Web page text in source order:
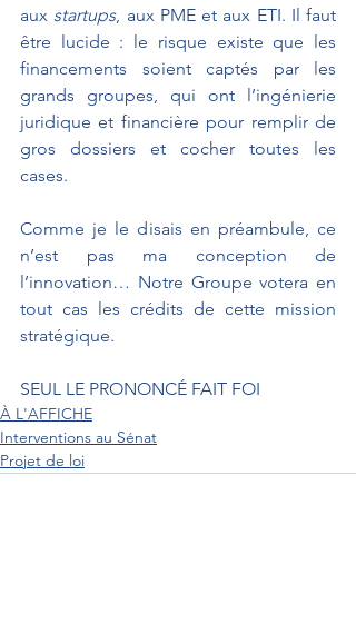
aux startups, aux PME et aux ETI. Il faut
être lucide : le risque existe que les
financements soient captés par les
grands groupes, qui ont l’ingénierie
juridique et financière pour remplir de
gros dossiers et cocher toutes les
cases.
Comme je le disais en préambule, ce
n’est pas ma conception de
l’innovation… Notre Groupe votera en
tout cas les crédits de cette mission
stratégique.
SEUL LE PRONONCÉ FAIT FOI
À L'AFFICHE
Interventions au Sénat
Projet de loi